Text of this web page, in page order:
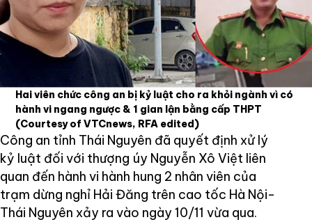
Hai viên chức công an bị kỷ luật cho ra khỏi ngành vì có
hành vi ngang ngược & 1 gian lận bằng cấp THPT
(Courtesy of VTCnews, RFA edited)
Công an tỉnh Thái Nguyên đã quyết định xử lý
kỷ luật đối với thượng úy Nguyễn Xô Việt liên
quan đến hành vi hành hung 2 nhân viên của
trạm dừng nghỉ Hải Đăng trên cao tốc Hà Nội-
Thái Nguyên xảy ra vào ngày 10/11 vừa qua.